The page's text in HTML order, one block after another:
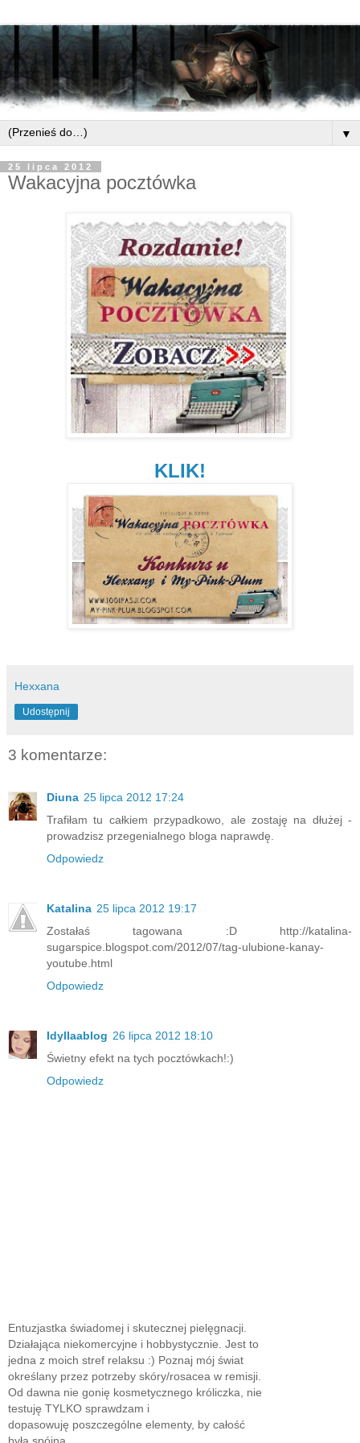
▼
25 lipca 2012
Wakacyjna pocztówka
KLIK!
Hexxana
Udostępnij
3 komentarze:
Diuna 25 lipca 2012 17:24
Trafiłam tu całkiem przypadkowo, ale zostaję na dłużej -
prowadzisz przegenialnego bloga naprawdę.
Odpowiedz
Katalina 25 lipca 2012 19:17
Zostałaś tagowana :D http://katalina-
sugarspice.blogspot.com/2012/07/tag-ulubione-kanay-
youtube.html
Odpowiedz
Idyllaablog 26 lipca 2012 18:10
Świetny efekt na tych pocztówkach!:)
Odpowiedz
Entuzjastka świadomej i skutecznej pielęgnacji.
Działająca niekomercyjne i hobbystycznie. Jest to
jedna z moich stref relaksu :) Poznaj mój świat
określany przez potrzeby skóry/rosacea w remisji.
Od dawna nie gonię kosmetycznego króliczka, nie
testuję TYLKO sprawdzam i
dopasowuję poszczególne elementy, by całość